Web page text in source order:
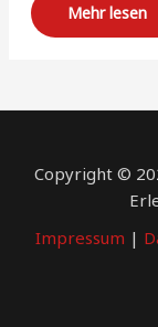
Mehr lesen
Copyright ©
Impressum |